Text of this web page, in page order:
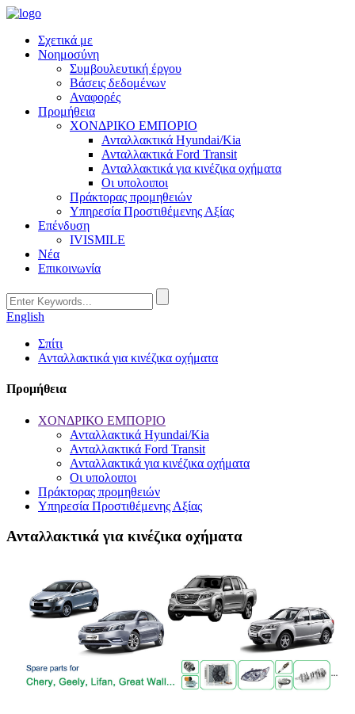
Σχετικά με
Νοημοσύνη
Συμβουλευτική έργου
Βάσεις δεδομένων
Αναφορές
Προμήθεια
ΧΟΝΔΡΙΚΟ ΕΜΠΟΡΙΟ
Ανταλλακτικά Hyundai/Kia
Ανταλλακτικά Ford Transit
Ανταλλακτικά για κινέζικα οχήματα
Οι υπολοιποι
Πράκτορας προμηθειών
Υπηρεσία Προστιθέμενης Αξίας
Επένδυση
IVISMILE
Νέα
Επικοινωνία
English
Σπίτι
Ανταλλακτικά για κινέζικα οχήματα
Προμήθεια
ΧΟΝΔΡΙΚΟ ΕΜΠΟΡΙΟ
Ανταλλακτικά Hyundai/Kia
Ανταλλακτικά Ford Transit
Ανταλλακτικά για κινέζικα οχήματα
Οι υπολοιποι
Πράκτορας προμηθειών
Υπηρεσία Προστιθέμενης Αξίας
Ανταλλακτικά για κινέζικα οχήματα